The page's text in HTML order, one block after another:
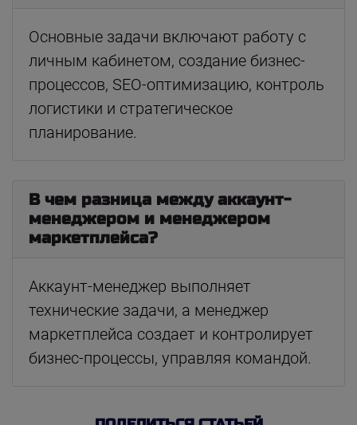
Основные задачи включают работу с
личным кабинетом, создание бизнес-
процессов, SEO-оптимизацию, контроль
логистики и стратегическое
планирование.
В чем разница между аккаунт-
менеджером и менеджером
маркетплейса?
Аккаунт-менеджер выполняет
технические задачи, а менеджер
маркетплейса создает и контролирует
бизнес-процессы, управляя командой.